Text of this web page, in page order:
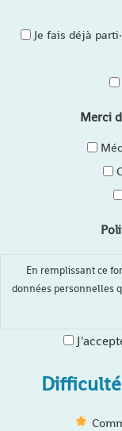
Je fais déjà
Merci
En remplissant ce
données personnelles